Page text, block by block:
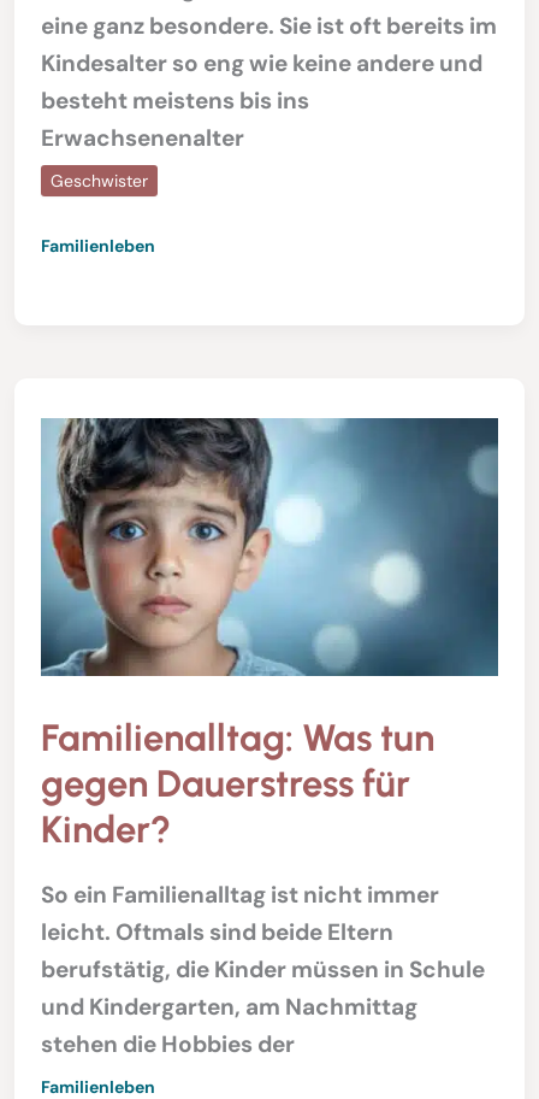
eine ganz besondere. Sie ist oft bereits im
Kindesalter so eng wie keine andere und
besteht meistens bis ins
Erwachsenenalter
Geschwister
Familienleben
Familienalltag: Was tun
gegen Dauerstress für
Kinder?
So ein Familienalltag ist nicht immer
leicht. Oftmals sind beide Eltern
berufstätig, die Kinder müssen in Schule
und Kindergarten, am Nachmittag
stehen die Hobbies der
Familienleben